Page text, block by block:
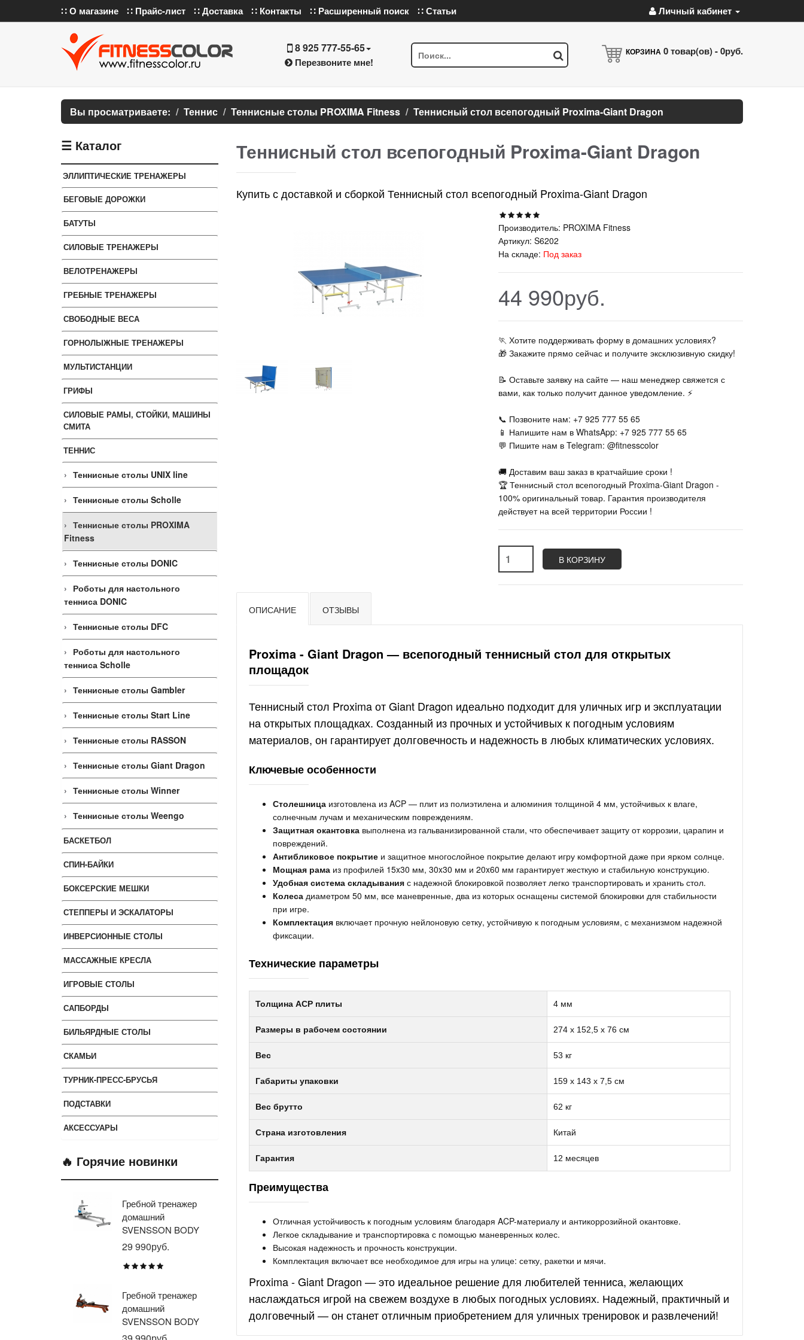
∷ О магазине ∷ Прайс-лист ∷ Доставка ∷ Контакты ∷ Расширенный поиск ∷ Статьи Личный кабинет
8 925 777-55-65
Перезвоните мне!
КОРЗИНА 0товар(ов) -0руб.
Вы просматриваете: Теннис Теннисные столы PROXIMA Fitness Теннисный стол всепогодный Proxima-Giant Dragon
☰ Каталог
ЭЛЛИПТИЧЕСКИЕ ТРЕНАЖЕРЫ
БЕГОВЫЕ ДОРОЖКИ
БАТУТЫ
СИЛОВЫЕ ТРЕНАЖЕРЫ
ВЕЛОТРЕНАЖЕРЫ
ГРЕБНЫЕ ТРЕНАЖЕРЫ
СВОБОДНЫЕ ВЕСА
ГОРНОЛЫЖНЫЕ ТРЕНАЖЕРЫ
МУЛЬТИСТАНЦИИ
ГРИФЫ
СИЛОВЫЕ РАМЫ, СТОЙКИ, МАШИНЫ
СМИТА
ТЕННИС
Теннисные столы UNIX line
Теннисные столы Scholle
Теннисные столы PROXIMA
Fitness
Теннисные столы DONIC
Роботы для настольного
тенниса DONIC
Теннисные столы DFC
Роботы для настольного
тенниса Scholle
Теннисные столы Gambler
Теннисные столы Start Line
Теннисные столы RASSON
Теннисные столы Giant Dragon
Теннисные столы Winner
Теннисные столы Weengo
БАСКЕТБОЛ
СПИН-БАЙКИ
БОКСЕРСКИЕ МЕШКИ
СТЕППЕРЫ И ЭСКАЛАТОРЫ
ИНВЕРСИОННЫЕ СТОЛЫ
МАССАЖНЫЕ КРЕСЛА
ИГРОВЫЕ СТОЛЫ
САПБОРДЫ
БИЛЬЯРДНЫЕ СТОЛЫ
СКАМЬИ
ТУРНИК-ПРЕСС-БРУСЬЯ
ПОДСТАВКИ
АКСЕССУАРЫ
🔥 Горячие новинки
Гребной тренажер
домашний
SVENSSON BODY
LABS WHEELO
29 990руб.
Гребной тренажер
домашний
SVENSSON BODY
LABS WAVERUN
Эллиптический
тренажер с
автонаклоном
профессиональный
BRONZE GYM
E1000M PRO TFT
TURBO (new)
351 990руб.
Эллиптический
тренажер с
автонаклоном
профессиональный
Теннисный стол всепогодный Proxima-Giant Dragon
Купить с доставкой и сборкой Теннисный стол всепогодный Proxima-Giant Dragon
Производитель: PROXIMA Fitness
Артикул: S6202
На складе: Под заказ
44 990руб.
🏃‍ Хотите поддерживать форму в домашних условиях?
🎁 Закажите прямо сейчас и получите эксклюзивную скидку!
📝 Оставьте заявку на сайте — наш менеджер свяжется с
вами, как только получит данное уведомление. ⚡
📞 Позвоните нам: +7 925 777 55 65
📱 Напишите нам в WhatsApp: +7 925 777 55 65
💬 Пишите нам в Telegram: @fitnesscolor
🚚 Доставим ваш заказ в кратчайшие сроки !
🏆 Теннисный стол всепогодный Proxima-Giant Dragon -
100% оригинальный товар. Гарантия производителя
действует на всей территории России !
В КОРЗИНУ
ОПИСАНИЕ ОТЗЫВЫ
Proxima - Giant Dragon — всепогодный теннисный стол для открытых
площадок
Теннисный стол Proxima от Giant Dragon идеально подходит для уличных игр и эксплуатации
на открытых площадках. Созданный из прочных и устойчивых к погодным условиям
материалов, он гарантирует долговечность и надежность в любых климатических условиях.
Ключевые особенности
Столешницаизготовлена из ACP — плит из полиэтилена и алюминия толщиной 4 мм, устойчивых к влаге,
солнечным лучам и механическим повреждениям.
Защитная окантовкавыполнена из гальванизированной стали, что обеспечивает защиту от коррозии, царапин и
повреждений.
Антибликовое покрытиеи защитное многослойное покрытие делают игру комфортной даже при ярком солнце.
Мощная рамаиз профилей 15x30 мм, 30x30 мм и 20x60 мм гарантирует жесткую и стабильную конструкцию.
Удобная система складыванияс надежной блокировкой позволяет легко транспортировать и хранить стол.
Колесадиаметром 50 мм, все маневренные, два из которых оснащены системой блокировки для стабильности
при игре.
Комплектациявключает прочную нейлоновую сетку, устойчивую к погодным условиям, с механизмом надежной
фиксации.
Технические параметры
Толщина ACP плиты 4 мм
Размеры в рабочем состоянии 274 х 152,5 х 76 см
Вес 53 кг
Габариты упаковки 159 х 143 х 7,5 см
Вес брутто 62 кг
Страна изготовления Китай
Гарантия 12 месяцев
Преимущества
Отличная устойчивость к погодным условиям благодаря ACP-материалу и антикоррозийной окантовке.
Легкое складывание и транспортировка с помощью маневренных колес.
Высокая надежность и прочность конструкции.
Комплектация включает все необходимое для игры на улице: сетку, ракетки и мячи.
Proxima - Giant Dragon — это идеальное решение для любителей тенниса, желающих
наслаждаться игрой на свежем воздухе в любых погодных условиях. Надежный, практичный и
долговечный — он станет отличным приобретением для уличных тренировок и развлечений!